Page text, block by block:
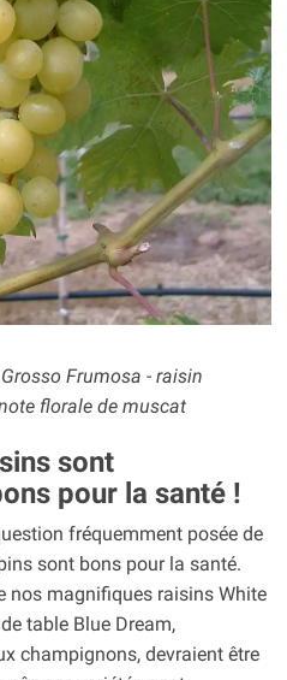
Frumosa - raisin
florale de muscat
sont
pour la santé !
fréquemment posée de
sont bons pour la santé.
nos magnifiques raisins White
table Blue Dream,
champignons, devraient être